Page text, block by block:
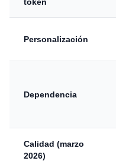
Personalización
Dependencia
Calidad (marzo
2026)